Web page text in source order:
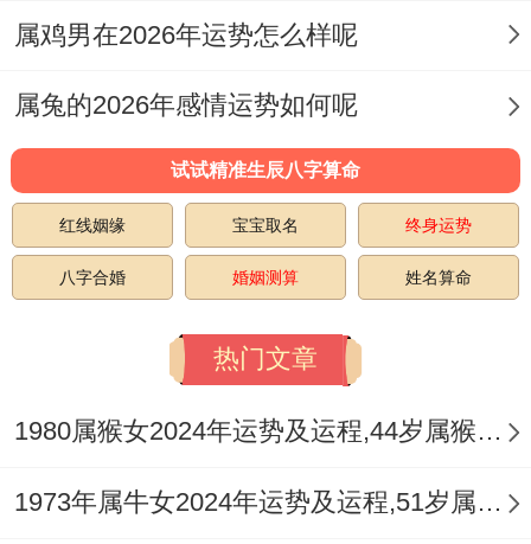
住所搬迁，或是思想意识上的重大转变，这
种动象，是压力也是出路。
通观全局，固守原地恐难抵挡冲击，主动顺
应变化、向外寻求发展，反能分散风险、开
辟新局，对于职场人士，若有外派、跨部门
调动或学习深造的机遇，不妨积极考虑。
但「驿马」与「劫煞」同宫。需特别注意出
行安全，尤其是驾车人士，务必遵守交规，
可考虑在车内悬挂祥安阁一路畅行车挂，以
借助祥与之气稳定车中磁场，护佑旅途平
属鸡男在2026年运势怎么样呢
属兔的2026年感情运势如何呢
试试精准生辰八字算命
红线姻缘 宝宝取名 终身运势
八字合婚 婚姻测算 姓名算命
热门文章
1980属猴女2024年运势及运程,44岁属猴人2024全年每月运势女性如何
1973年属牛女2024年运势及运程,51岁属牛人2024全年每月运势女性如何